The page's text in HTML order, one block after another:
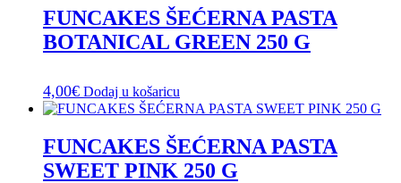
FUNCAKES ŠEĆERNA PASTA
BOTANICAL GREEN 250 G
4,00€ Dodaj u košaricu
FUNCAKES ŠEĆERNA PASTA
SWEET PINK 250 G